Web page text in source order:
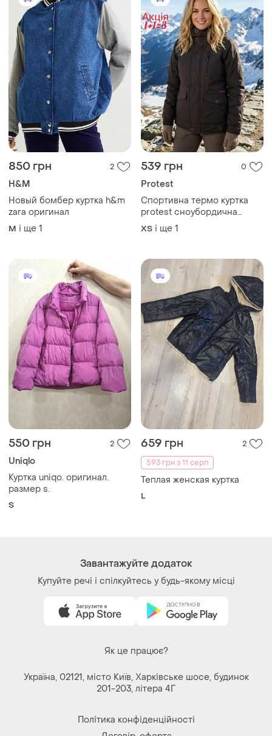
850 грн 2
H&M
Новый бомбер куртка h&m
zara оригинал
M і ще 1
539 грн 0
Protest
Спортивна термо куртка
protest сноубордична
лижна
ХS і ще 1
550 грн 2
Uniqlo
Куртка uniqo. оригинал.
размер s.
S
659 грн
2
593 грн з 11 серп
Теплая женская куртка
L
Завантажуйте додаток
Купуйте речі і спілкуйтесь у будь-якому місці
Як це працює?
Україна, 02121, місто Київ, Харківське шосе, будинок
201-203, літера 4Г
Політика конфіденційності